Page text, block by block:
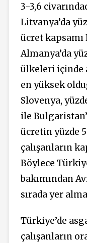
3-3,6
Litvanya’da
ücret
Almanya’da
ülkeleri içinde
en yüksek
Slovenya,
ile
ücretin yüzde
çalışanların
Böylece
bakımından
sırada yer
Türkiye’de
çalışanların